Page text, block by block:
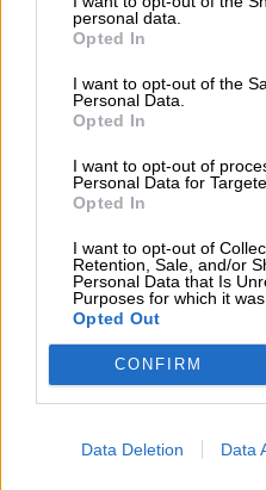
personal data.
Opted In
I want to opt-out of the
Personal Data.
Opted In
I want to opt-out of
Personal Data for
Opted In
I want to opt-out of
Retention, Sale, and/or
Personal Data that Is
Purposes for which it was
Opted Out
CONFIRM
Data Deletion Data